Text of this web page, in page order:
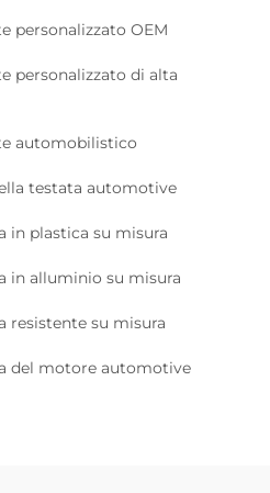
personalizzato OEM
personalizzato di alta
automobilistico
testata automotive
in plastica su misura
in alluminio su misura
resistente su misura
del motore automotive